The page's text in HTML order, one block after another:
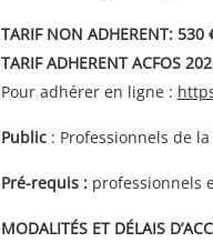
TARIF NON ADHERENT: 530
TARIF ADHERENT ACFOS
Pour adhérer en ligne :
Public : Professionnels de
Pré-requis :professionnels
MODALITÉS ET DÉLAIS